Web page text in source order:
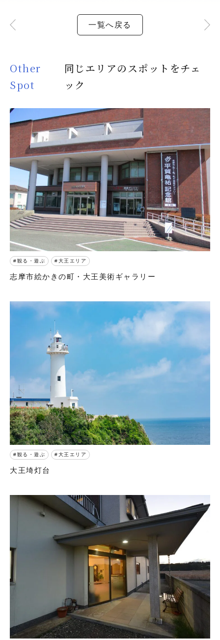
一覧へ戻る
Other
Spot
同じエリアのスポットをチェ
ック
観る・遊ぶ 大王エリア
志摩市絵かきの町・大王美術ギャラリー
観る・遊ぶ 大王エリア
大王埼灯台